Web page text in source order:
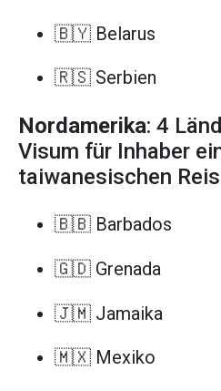
🇧🇾 Belarus
🇷🇸 Serbien
Nordamerika: 4
Visum für Inhaber
taiwanesischen
🇧🇧 Barbados
🇬🇩 Grenada
🇯🇲 Jamaika
🇲🇽 Mexiko